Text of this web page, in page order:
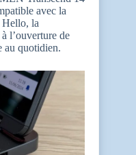
avec la
Hello, la
l’ouverture de
au quotidien.